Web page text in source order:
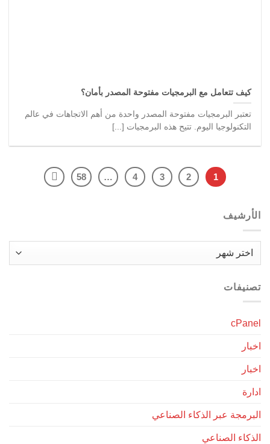
الأرشيف
الأرشيف
تصنيفات
cPanel
اخبار
اخبار
ادارة
البرمجة عبر الذكاء الصناعي
الذكاء الصناعي
كيف تتعامل مع البرمجيات مفتوحة المصدر بأمان؟
تعتبر البرمجيات مفتوحة المصدر واحدة من أهم الاتجاهات في عالم
التكنولوجيا اليوم. تتيح هذه البرمجيات [...]
1
2
3
4
…
58